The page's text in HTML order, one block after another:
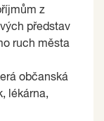
z
představ
ruch města
občanská
lékárna,